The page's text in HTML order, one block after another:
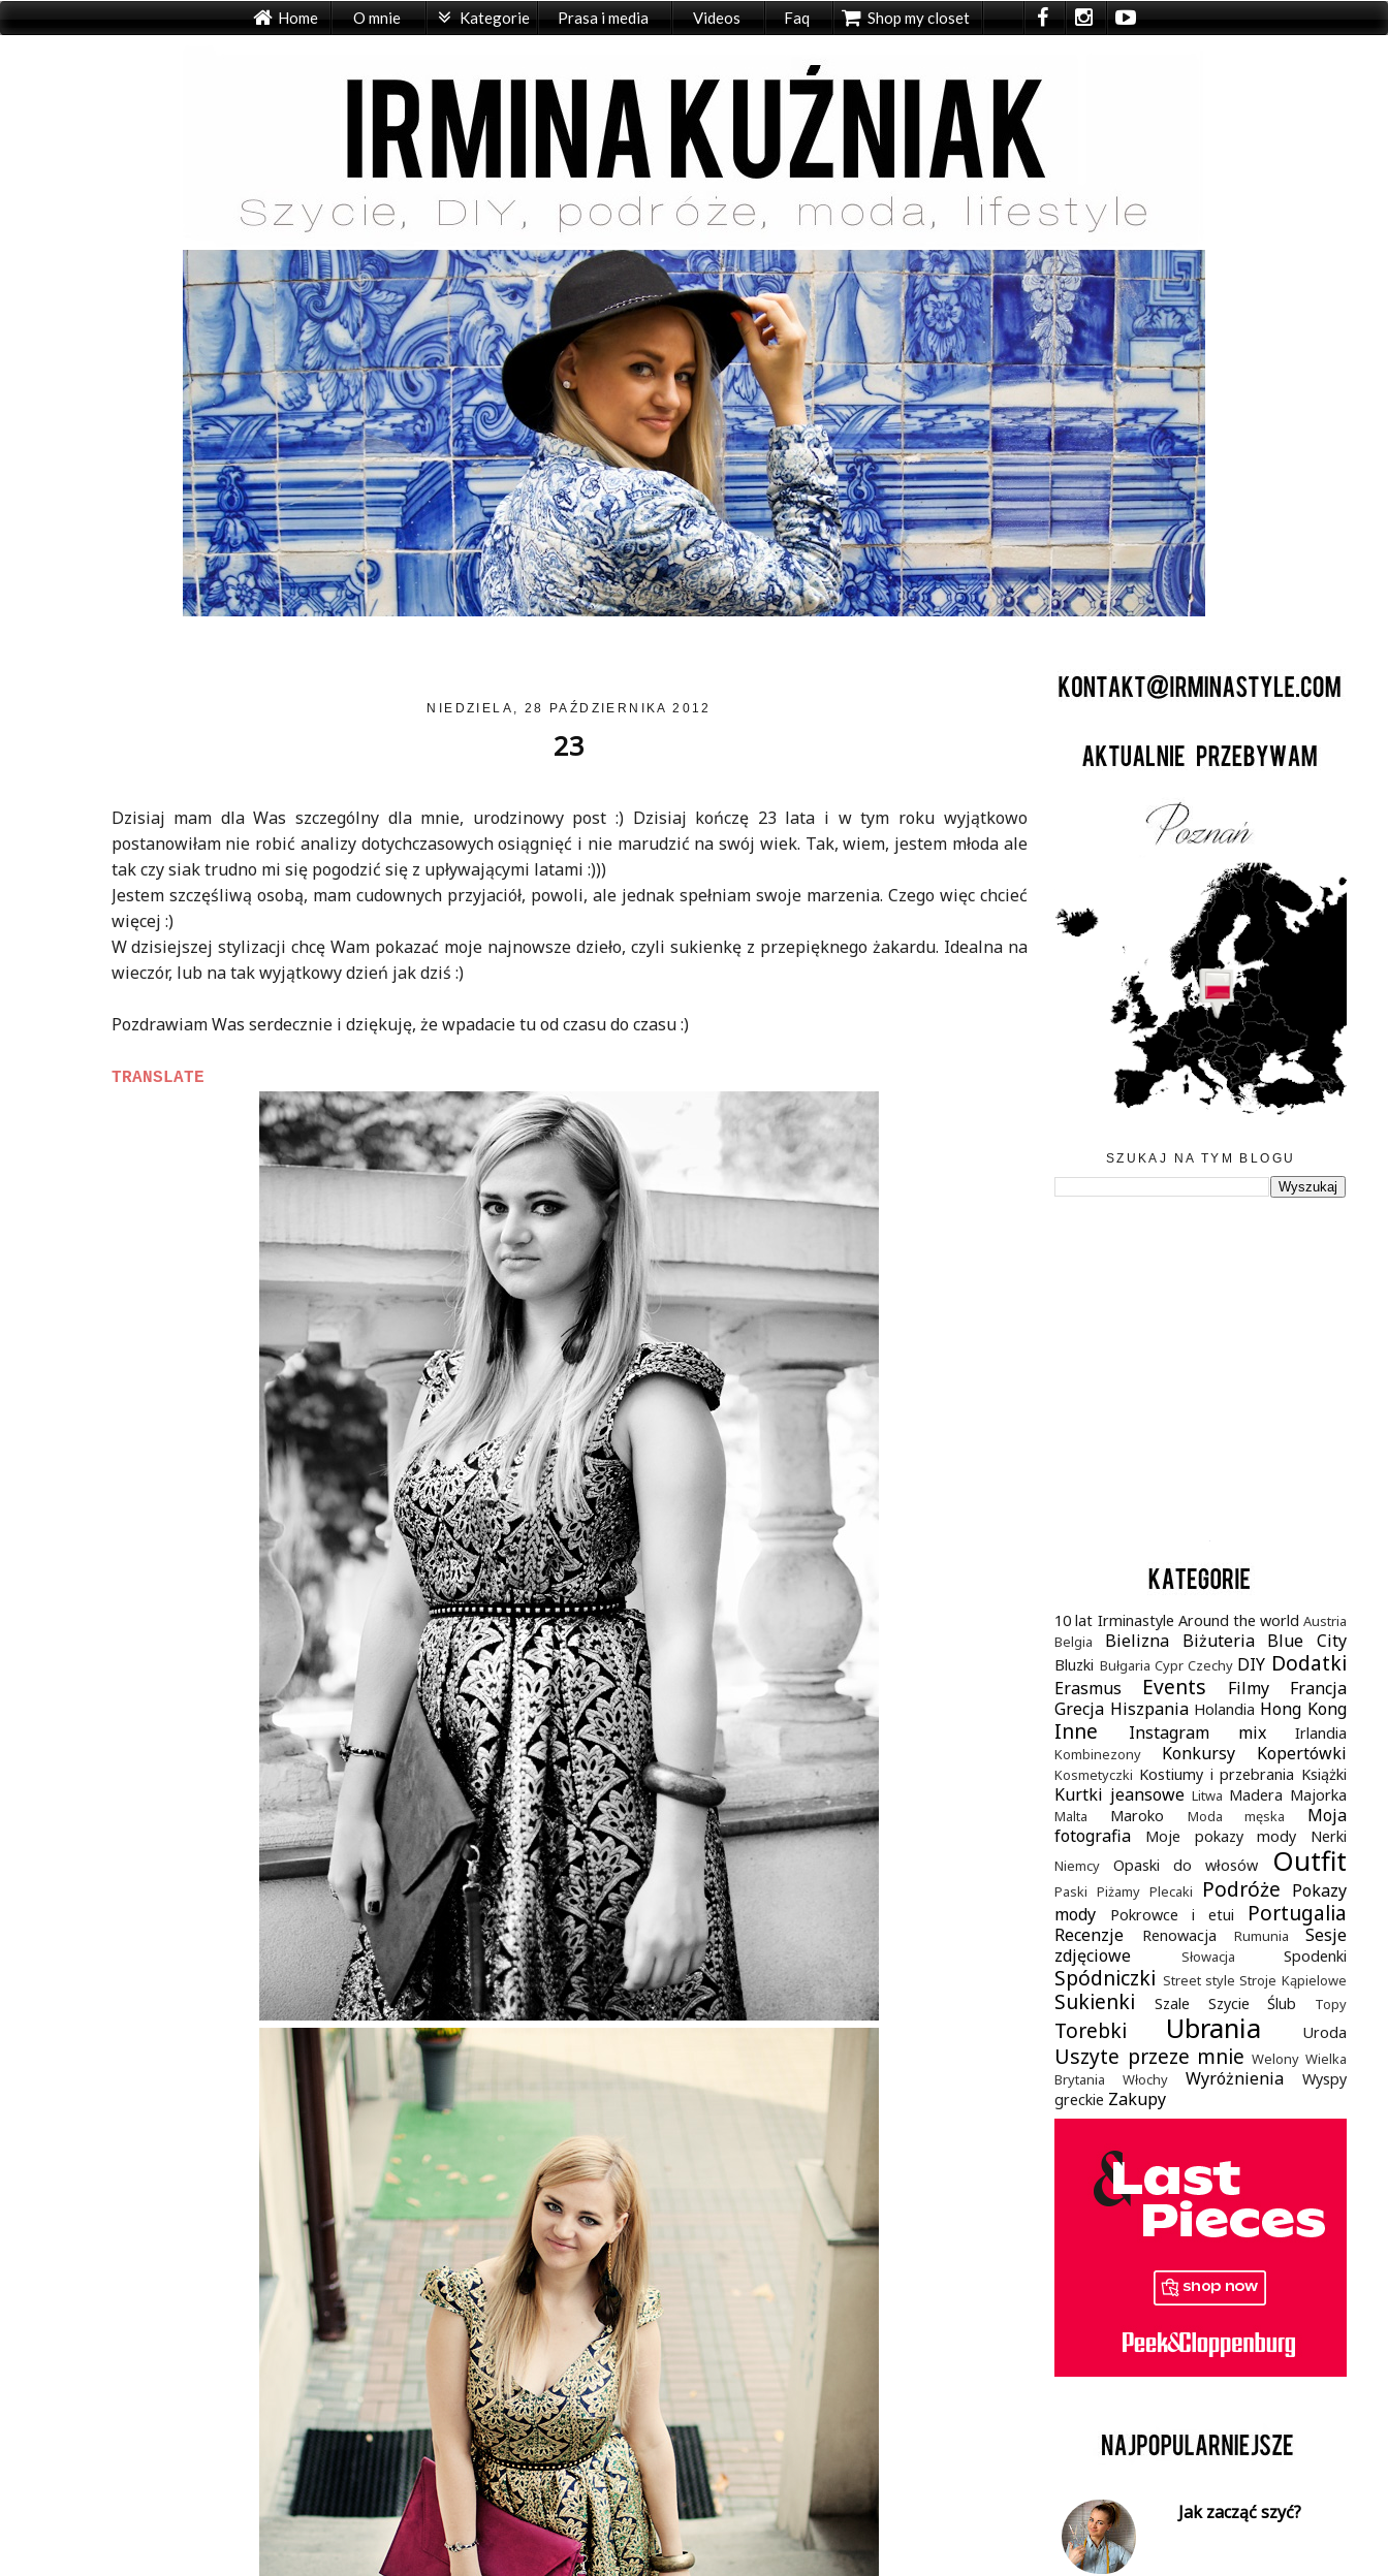
Home O mnie Kategorie Prasa i media Videos Faq Shop my closet
NIEDZIELA, 28 PAŹDZIERNIKA 2012
23
Dzisiaj mam dla Was szczególny dla mnie, urodzinowy post :) Dzisiaj kończę 23 lata i w tym roku wyjątkowo
postanowiłam nie robić analizy dotychczasowych osiągnięć i nie marudzić na swój wiek. Tak, wiem, jestem młoda ale
tak czy siak trudno mi się pogodzić się z upływającymi latami :)))
Jestem szczęśliwą osobą, mam cudownych przyjaciół, powoli, ale jednak spełniam swoje marzenia. Czego więc chcieć
więcej :)
W dzisiejszej stylizacji chcę Wam pokazać moje najnowsze dzieło, czyli sukienkę z przepięknego żakardu. Idealna na
wieczór, lub na tak wyjątkowy dzień jak dziś :)
Pozdrawiam Was serdecznie i dziękuję, że wpadacie tu od czasu do czasu :)
TRANSLATE
SZUKAJ NA TYM BLOGU
.
10 lat Irminastyle Around the world Austria
Belgia
Bielizna Biżuteria Blue City
Bluzki Bułgaria Cypr Czechy DIY Dodatki
Erasmus Events Filmy
Francja
Grecja Hiszpania Holandia Hong Kong
Inne Instagram mix Irlandia
Kombinezony Konkursy Kopertówki
Kosmetyczki Kostiumy i przebrania Książki
Kurtki jeansowe Litwa Madera Majorka
Malta Maroko Moda męska
Moja
fotografia
Moje pokazy mody Nerki
Niemcy Opaski do włosów Outfit
Paski Piżamy Plecaki Podróże Pokazy
mody
Pokrowce i etui Portugalia
Recenzje Renowacja Rumunia
Sesje
zdjęciowe
Słowacja Spodenki
Spódniczki Street style Stroje Kąpielowe
Sukienki Szale Szycie Ślub Topy
Torebki Ubrania Uroda
Uszyte przeze mnie Welony Wielka
Brytania
Włochy Wyróżnienia
Wyspy
greckie Zakupy
Jak zacząć szyć?